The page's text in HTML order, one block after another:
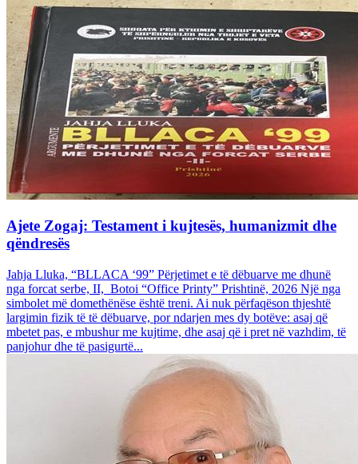
Ajete Zogaj: Testament i kujtesës, humanizmit dhe
qëndresës
Jahja Lluka, “BLLACA ‘99” Përjetimet e të dëbuarve me dhunë
nga forcat serbe, II, Botoi “Office Printy” Prishtinë, 2026 Një nga
simbolet më domethënëse është treni. Ai nuk përfaqëson thjeshtë
largimin fizik të të dëbuarve, por ndarjen mes dy botëve: asaj që
mbetet pas, e mbushur me kujtime, dhe asaj që i pret në vazhdim, të
panjohur dhe të pasigurtë...